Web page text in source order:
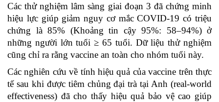
Các thử nghiệm lâm sàng giai đoạn 3 đã chứng minh
hiệu lực giúp giảm nguy cơ mắc COVID-19 có triệu
chứng là 85% (Khoảng tin cậy 95%: 58–94%) ở
những người lớn tuổi ≥ 65 tuổi. Dữ liệu thử nghiệm
cũng chỉ ra rằng vaccine an toàn cho nhóm tuổi này.
Các nghiên cứu về tính hiệu quả của vaccine trên thực
tế sau khi được tiêm chủng đại trà tại Anh (real-world
effectiveness) đã cho thấy hiệu quả bảo vệ cao giúp